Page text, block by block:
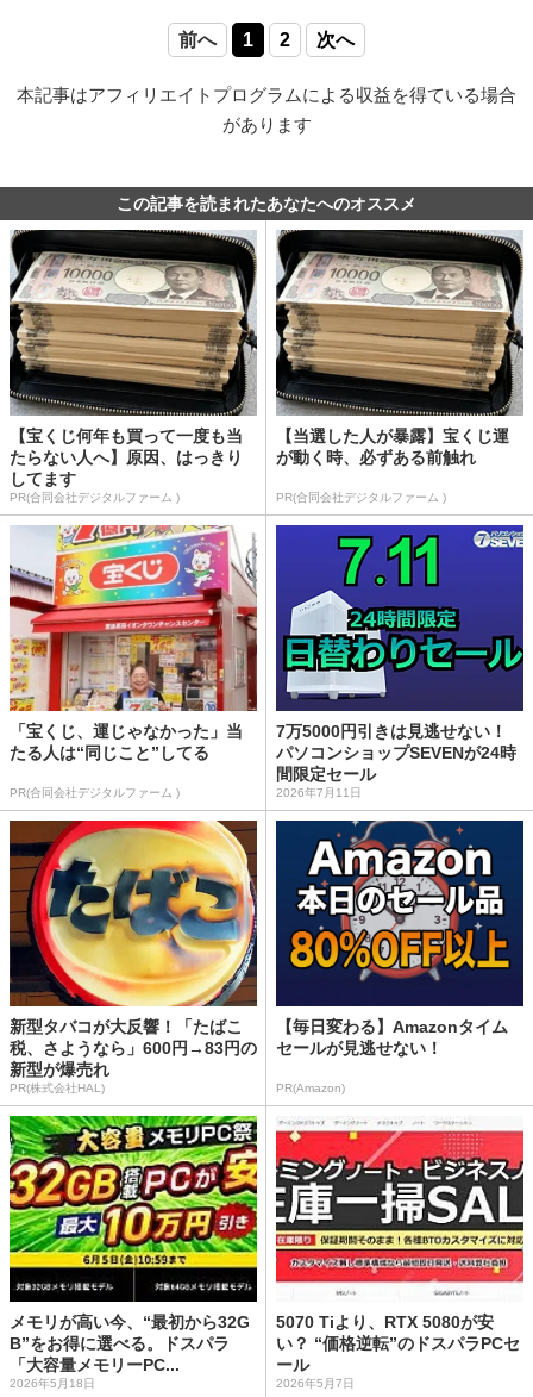
前へ 1 2 次へ
本記事はアフィリエイトプログラムによる収益を得ている場合
があります
この記事を読まれたあなたへのオススメ
【宝くじ何年も買って一度も当
たらない人へ】原因、はっきり
してます
PR(合同会社デジタルファーム )
【当選した人が暴露】宝くじ運
が動く時、必ずある前触れ
PR(合同会社デジタルファーム )
「宝くじ、運じゃなかった」当
たる人は“同じこと”してる
PR(合同会社デジタルファーム )
7万5000円引きは見逃せない！
パソコンショップSEVENが24時
間限定セール
2026年7月11日
新型タバコが大反響！「たばこ
税、さようなら」600円→83円の
新型が爆売れ
PR(株式会社HAL)
【毎日変わる】Amazonタイム
セールが見逃せない！
PR(Amazon)
メモリが高い今、“最初から32G
B”をお得に選べる。ドスパラ
「大容量メモリーPC...
2026年5月18日
5070 Tiより、RTX 5080が安
い？ “価格逆転”のドスパラPCセ
ール
2026年5月7日